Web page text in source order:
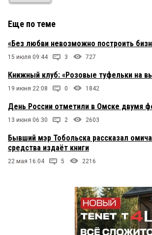
Еще по теме
«Без любви невозможно построить
15 июля 09:44 3 727
Книжный клуб: «Розовые туфельки на
19 июня 22:08 0 1842
День России отметили в Омске двумя
13 июня 06:30 2 2603
Бывший мэр Тобольска рассказал
средства издаёт книги
22 мая 16:04 5 2216